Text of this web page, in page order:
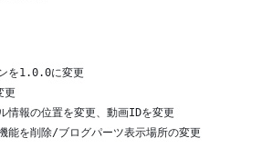
を1.0.0に変更
更
の位置を変更、動画IDを変更
削除/ブログパーツ表示場所の変更